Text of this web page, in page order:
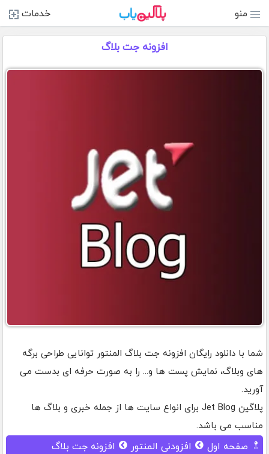
منو خدمات
افزونه جت بلاگ
شما با دانلود رایگان افزونه جت بلاگ المنتور توانایی طراحی برگه
های وبلاگ، نمایش پست ها و... را به صورت حرفه ای بدست می
آورید.
پلاگین Jet Blog برای انواع سایت ها از جمله خبری و بلاگ ها
مناسب می باشد.
صفحه اول افزودنی المنتور افزونه جت بلاگ